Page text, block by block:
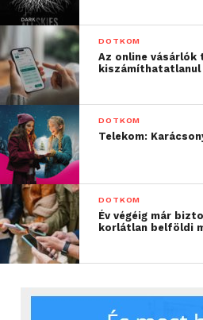
DOTKOM
Az online vásárlók
DOTKOM
Telekom:
DOTKOM
Év végéig már
korlátlan belföldi